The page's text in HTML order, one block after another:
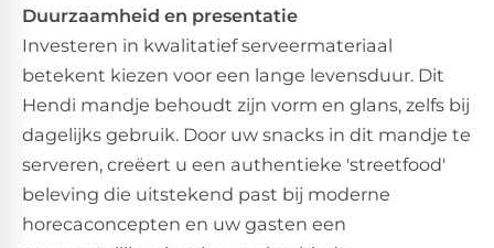
Duurzaamheid en presentatie
Investeren in kwalitatief serveermateriaal
betekent kiezen voor een lange levensduur. Dit
Hendi mandje behoudt zijn vorm en glans, zelfs bij
dagelijks gebruik. Door uw snacks in dit mandje te
serveren, creëert u een authentieke 'streetfood'
beleving die uitstekend past bij moderne
horecaconcepten en uw gasten een